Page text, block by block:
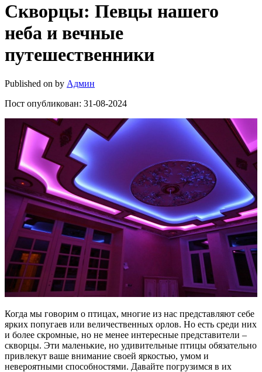
Скворцы: Певцы нашего
неба и вечные
путешественники
Published on by Админ
Пост опубликован: 31-08-2024
Когда мы говорим о птицах, многие из нас представляют себе
ярких попугаев или величественных орлов. Но есть среди них
и более скромные, но не менее интересные представители –
скворцы. Эти маленькие, но удивительные птицы обязательно
привлекут ваше внимание своей яркостью, умом и
невероятными способностями. Давайте погрузимся в их